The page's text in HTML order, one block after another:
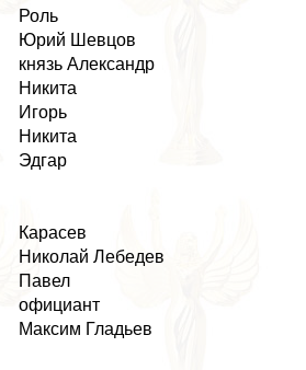
Роль
Юрий Шевцов
князь Александр
Никита
Игорь
Никита
Эдгар
Карасев
Николай Лебедев
Павел
официант
Максим Гладьев